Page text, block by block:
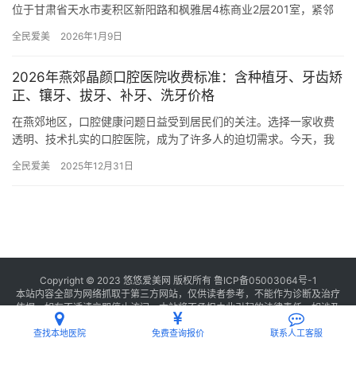
位于甘肃省天水市麦积区新阳路和枫雅居4栋商业2层201室，紧邻
全民爱美 2026年1月9日
2026年燕郊晶颜口腔医院收费标准：含种植牙、牙齿矫
正、镶牙、拔牙、补牙、洗牙价格
在燕郊地区，口腔健康问题日益受到居民们的关注。选择一家收费
透明、技术扎实的口腔医院，成为了许多人的迫切需求。今天，我
牙、…
全民爱美 2025年12月31日
Copyright © 2023 悠悠爱美网 版权所有 鲁ICP备05003064号-1
本站内容全部为网络抓取于第三方网站，仅供读者参考，不能作为诊断及治疗
依据，如有不适请立即停止访问，本站将不承担由此引起的法律责任。如涉及
联系我们
查找本地医院 免费查询报价 联系人工客服